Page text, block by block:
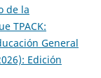
de la
TPACK:
General
Edición